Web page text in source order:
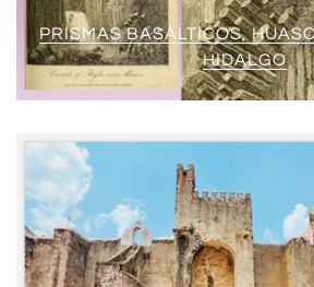
PRISMAS BASÁLTICOS,
HIDALGO